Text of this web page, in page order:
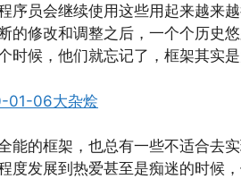
序员会继续使用这些用起来越来
的修改和调整之后，一个个历史
时候，他们就忘记了，框架其实
能的框架，也总有一些不适合去
度发展到热爱甚至是痴迷的时候